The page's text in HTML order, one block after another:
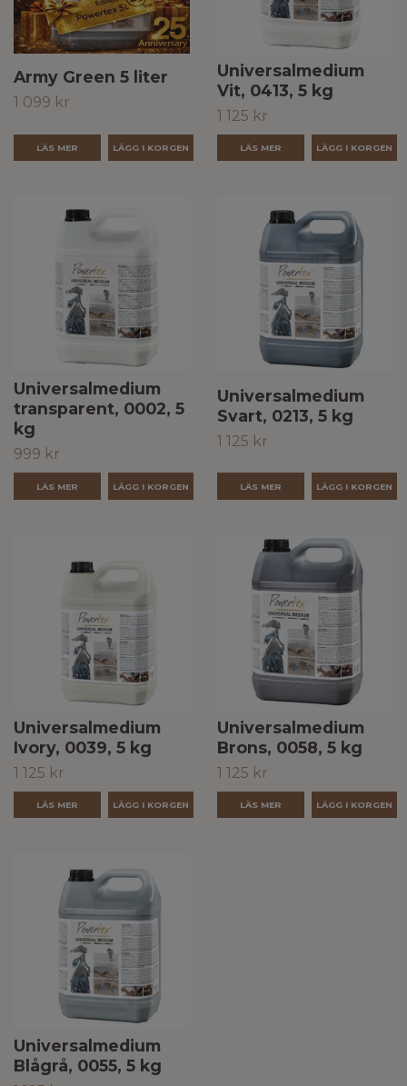
Army Green 5 liter
1 099 kr
LÄS MER
Universalmedium
Vit, 0413, 5 kg
1 125 kr
LÄS MER
Universalmedium
transparent, 0002, 5
kg
999 kr
LÄS MER
Universalmedium
Svart, 0213, 5 kg
1 125 kr
LÄS MER
Universalmedium
Ivory, 0039, 5 kg
1 125 kr
LÄS MER
Universalmedium
Brons, 0058, 5 kg
1 125 kr
LÄS MER
Universalmedium
Blågrå, 0055, 5 kg